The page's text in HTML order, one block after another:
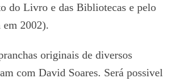
do Livro e das Bibliotecas e pelo
2002).
originais de diversos
com David Soares. Será possivel